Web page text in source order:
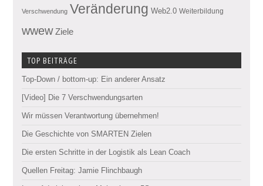
Verschwendung Veränderung Web2.0 Weiterbildung
wwew Ziele
TOP BEITRÄGE
Top-Down / bottom-up: Ein anderer Ansatz
[Video] Die 7 Verschwendungsarten
Wir müssen Verantwortung übernehmen!
Die Geschichte von SMARTEN Zielen
Die ersten Schritte in der Logistik als Lean Coach
Quellen Freitag: Jamie Flinchbaugh